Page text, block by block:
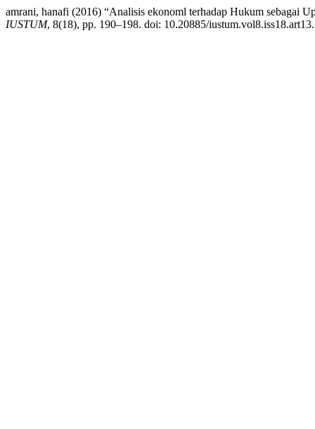
amrani, hanafi (2016) “Analisis ekonoml terhadap Hukum sebagai
IUSTUM, 8(18), pp. 190–198. doi: 10.20885/iustum.vol8.iss18.art13.